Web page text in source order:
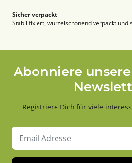
Sicher verpackt
Stabil fixiert, wurzelschonend verpackt und
Abonniere
Registriere Dich für viele